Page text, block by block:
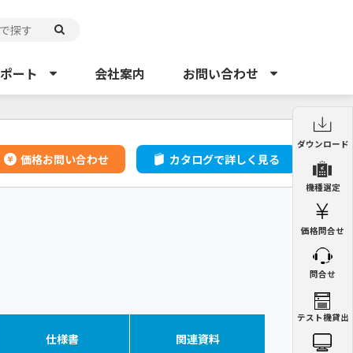
ート 会社案内 お問い合わせ
ダウンロード
ENC 制御盤用クーラー ENH 制御盤用熱交換器
機種選定
ENC 制御盤用クーラー
GME ミストコレクター
価格問合せ
問合せ
テスト機貸出
PAU 精密空調機
価格お問い合わせ カタログで詳しく見る
仕様書 関連資料